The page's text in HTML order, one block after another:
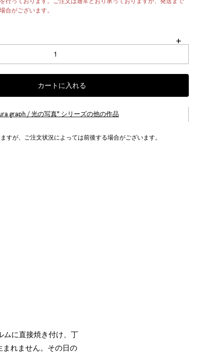
合がございます。
+
カートに入れる
graph / 光の写真" シリーズの他の作品
すが、ご注文状況によっては前後する場合がございます。
ムに直接焼き付け、丁
れません。その日の